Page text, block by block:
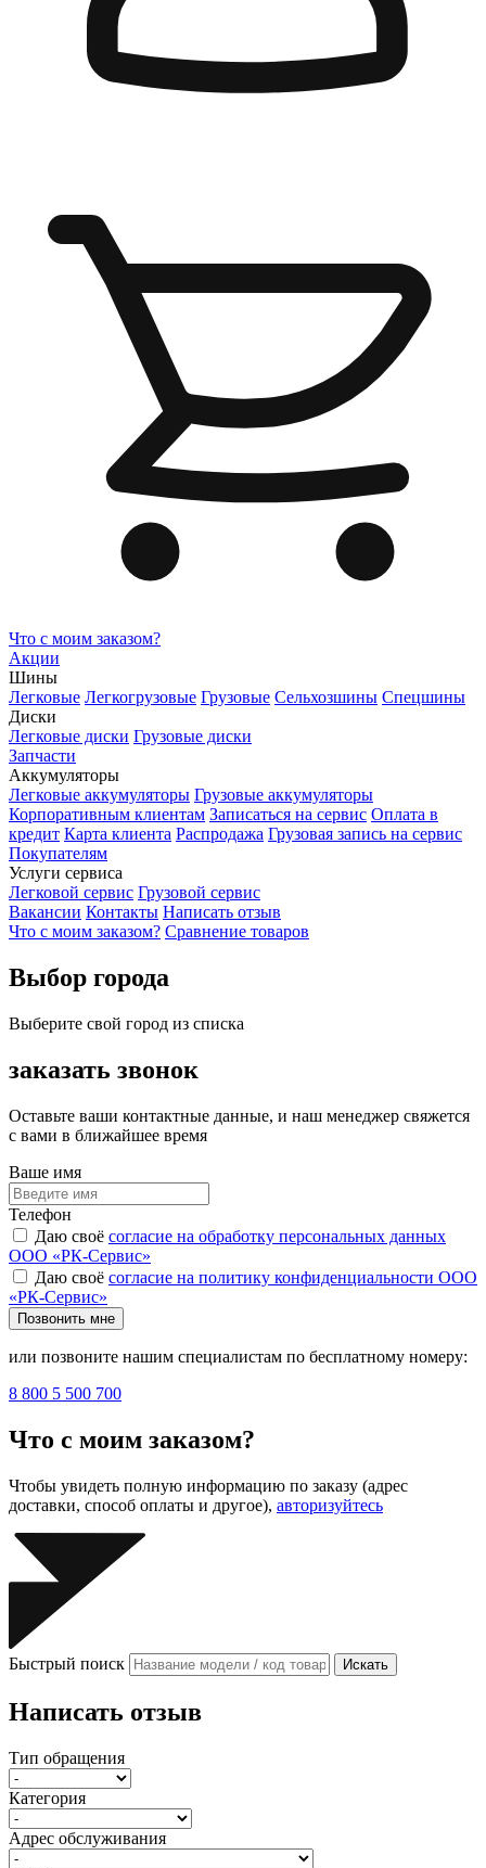
Что с моим заказом?
Акции
Шины
Легковые Легкогрузовые Грузовые Сельхозшины Спецшины
Диски
Легковые диски Грузовые диски
Запчасти
Аккумуляторы
Легковые аккумуляторы Грузовые аккумуляторы
Корпоративным клиентам Записаться на сервис Оплата в
кредит Карта клиента Распродажа Грузовая запись на сервис
Покупателям
Услуги сервиса
Легковой сервис Грузовой сервис
Вакансии Контакты Написать отзыв
Что с моим заказом? Сравнение товаров
Выбор города
Выберите свой город из списка
заказать звонок
Оставьте ваши контактные данные, и наш менеджер свяжется
с вами в ближайшее время
Ваше имя
Телефон
Даю своё согласие на обработку персональных данных
ООО «РК-Сервис»
Даю своё согласие на политику конфиденциальности ООО
«РК-Сервис»
Позвонить мне
или позвоните нашим специалистам по бесплатному номеру:
8 800 5 500 700
Что с моим заказом?
Чтобы увидеть полную информацию по заказу (адрес
доставки, способ оплаты и другое), авторизуйтесь
Быстрый поиск Искать
Написать отзыв
Тип обращения
Категория
Адрес обслуживания